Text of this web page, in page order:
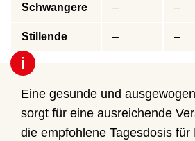
Schwangere – –
Stillende – –
i
Eine gesunde und
sorgt für eine ausreichende
die empfohlene Tagesdosis für